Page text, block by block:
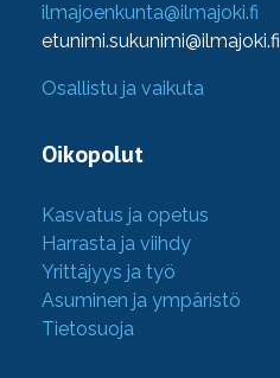
ilmajoenkunta@ilmajoki.fi
etunimi.sukunimi@ilmajoki.fi
Osallistu ja vaikuta
Oikopolut
Kasvatus ja opetus
Harrasta ja viihdy
Yrittäjyys ja työ
Asuminen ja ympäristö
Tietosuoja